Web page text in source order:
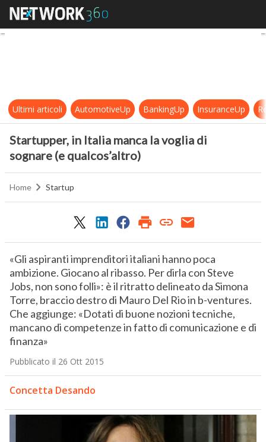
Startupper, in Italia manca la
Ultimi articoli AutomotiveUp BankingUp InsuranceUp
Startupper, in Italia manca la voglia di
sognare (e qualcos’altro)
Home Startup
«Gli aspiranti imprenditori italiani hanno poca
ambizione. Giocano al ribasso. Per dirla con Steve
Jobs, non sono folli»: è il ritratto delineato da Simona
Torre, braccio destro di Mauro Del Rio in b-ventures.
Che aggiunge: «Dotati di buone nozioni tecniche,
mancano di competenze in fatto di comunicazione e di
finanza»
Pubblicato il 26 Ott 2015
Concetta Desando